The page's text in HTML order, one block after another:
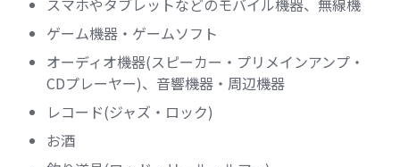
スマホやタブレットなどのモバイル機器、無線機
ゲーム機器・ゲームソフト
オーディオ機器(スピーカー・プリメインアンプ・
CDプレーヤー)、音響機器・周辺機器
レコード(ジャズ・ロック)
お酒